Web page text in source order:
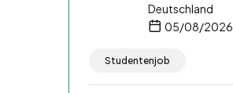
Deutschland
05/08/2026
Studentenjob